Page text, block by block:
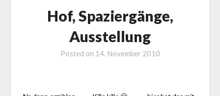
Hof, Spaziergänge,
Ausstellung
Posted on 14. November 2010